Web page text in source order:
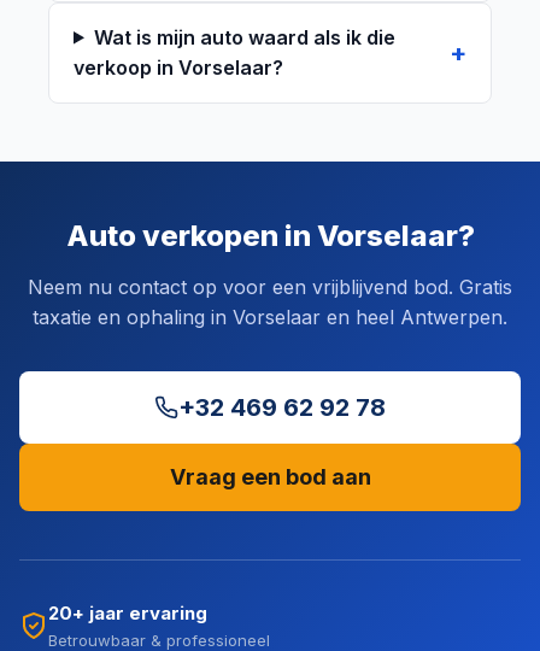
Wat is mijn auto waard als ik die
verkoop in Vorselaar?
Auto verkopen in Vorselaar?
Neem nu contact op voor een vrijblijvend bod. Gratis
taxatie en ophaling in Vorselaar en heel Antwerpen.
+32 469 62 92 78
Vraag een bod aan
20+ jaar ervaring
Betrouwbaar & professioneel